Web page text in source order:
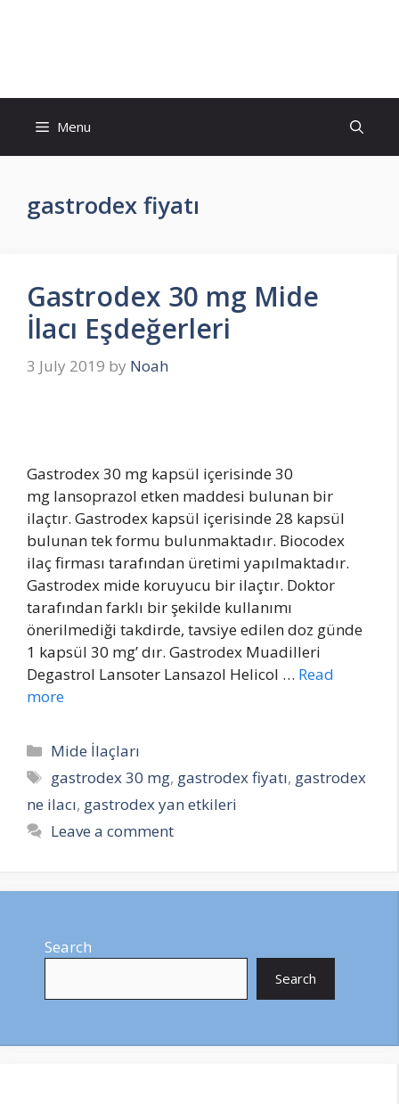
Menu
gastrodex fiyatı
Gastrodex 30 mg Mide
İlacı Eşdeğerleri
3 July 2019 by Noah
Gastrodex 30 mg kapsül içerisinde 30
mg lansoprazol etken maddesi bulunan bir
ilaçtır. Gastrodex kapsül içerisinde 28 kapsül
bulunan tek formu bulunmaktadır. Biocodex
ilaç firması tarafından üretimi yapılmaktadır.
Gastrodex mide koruyucu bir ilaçtır. Doktor
tarafından farklı bir şekilde kullanımı
önerilmediği takdirde, tavsiye edilen doz günde
1 kapsül 30 mg’ dır. Gastrodex Muadilleri
Degastrol Lansoter Lansazol Helicol … Read
more
Categories
Mide İlaçları
Tags
gastrodex 30 mg, gastrodex fiyatı, gastrodex
ne ilacı, gastrodex yan etkileri
Leave a comment
Search
Search